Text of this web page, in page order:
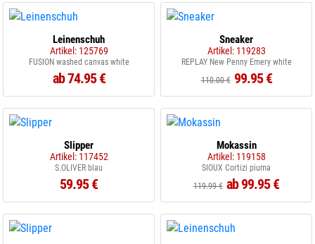
Leinenschuh
Artikel: 125769
FUSION washed canvas white
ab 74.95 €
Sneaker
Artikel: 119283
REPLAY New Penny Emery white
110.00 € 99.95 €
Slipper
Artikel: 117452
S.OLIVER blau
59.95 €
Mokassin
Artikel: 119158
SIOUX Cortizi piuma
119.99 € ab 99.95 €